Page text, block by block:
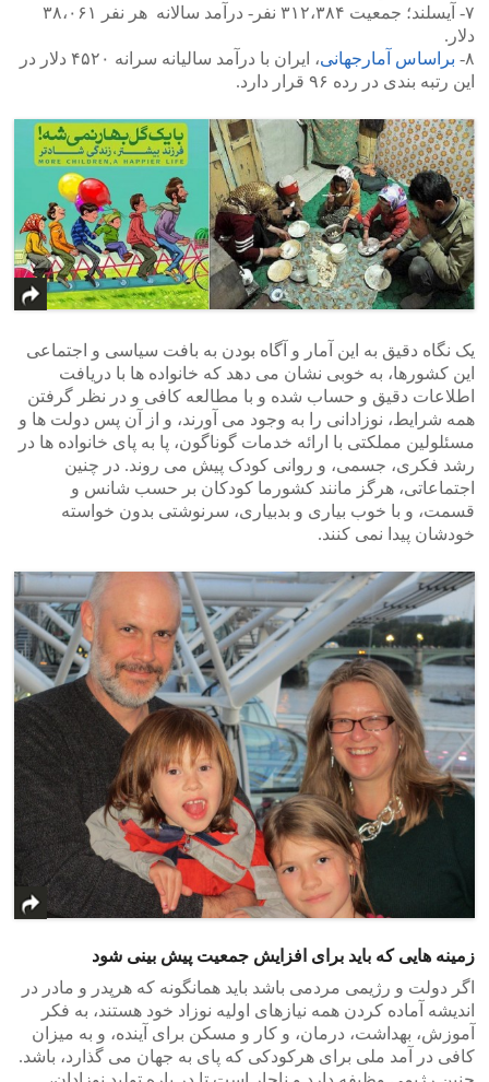
۷- آیسلند؛ جمعیت ۳۱۲،۳۸۴ نفر- درآمد سالانه هر نفر ۳۸،۰۶۱
دلار.
۸-
براساس آمارجهانی
، ایران با درآمد سالیانه سرانه ۴۵۲۰ دلار در
این رتبه بندی در رده ۹۶ قرار دارد.
یک نگاه دقیق به این آمار و آگاه بودن به بافت سیاسی و اجتماعی
این کشورها، به خوبی نشان می دهد که خانواده ها با دریافت
اطلاعات دقیق و حساب شده و با مطالعه کافی و در نظر گرفتن
همه شرایط، نوزادانی را به وجود می آورند، و از آن پس دولت ها و
مسئلولین مملکتی با ارائه خدمات گوناگون، پا به پای خانواده ها در
رشد فکری، جسمی، و روانی کودک پیش می روند. در چنین
اجتماعاتی، هرگز مانند کشورما کودکان بر حسب شانس و
قسمت، و با خوب بیاری و بدبیاری، سرنوشتی بدون خواسته
خودشان پیدا نمی کنند.
زمینه هایی که باید برای افزایش جمعیت پیش بینی شود
اگر دولت و رژیمی مردمی باشد باید همانگونه که هرپدر و مادر در
اندیشه آماده کردن همه نیازهای اولیه نوزاد خود هستند، به فکر
آموزش، بهداشت، درمان، و کار و مسکن برای آینده، و به میزان
کافی در آمد ملی برای هرکودکی که پای به جهان می گذارد، باشد.